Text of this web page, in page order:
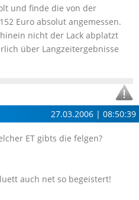
und finde die von der
Euro absolut angemessen.
nicht der Lack abplatzt
über Langzeitergebnisse
27.03.2006 | 08:50:39
ET gibts die felgen?
auch net so begeistert!